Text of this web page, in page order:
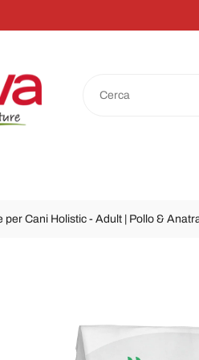
per Cani Holistic - Adult | Pollo &